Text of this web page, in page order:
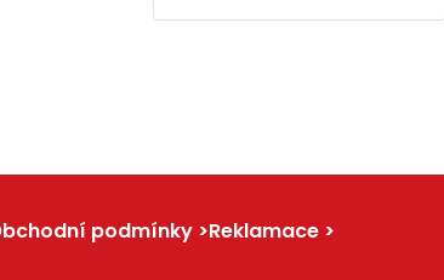
podmínky Reklamace